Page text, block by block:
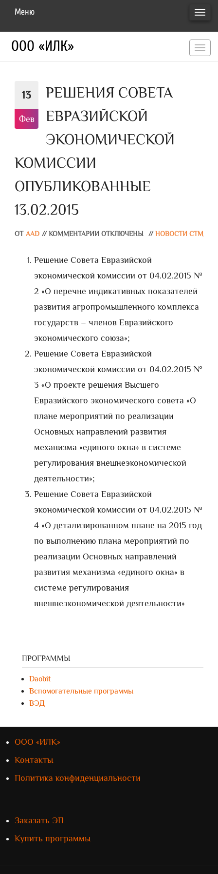
Меню
ООО «ИЛК»
13
Фев
РЕШЕНИЯ СОВЕТА
ЕВРАЗИЙСКОЙ
ЭКОНОМИЧЕСКОЙ
КОМИССИИ
ОПУБЛИКОВАННЫЕ
13.02.2015
ОТ AAD // КОММЕНТАРИИ ОТКЛЮЧЕНЫ // НОВОСТИ СТМ
Решение Совета Евразийской
экономической комиссии от 04.02.2015 №
2 «О перечне индикативных показателей
развития агропромышленного комплекса
государств – членов Евразийского
экономического союза»;
Решение Совета Евразийской
экономической комиссии от 04.02.2015 №
3 «О проекте решения Высшего
Евразийского экономического совета «О
плане мероприятий по реализации
Основных направлений развития
механизма «единого окна» в системе
регулирования внешнеэкономической
деятельности»;
Решение Совета Евразийской
экономической комиссии от 04.02.2015 №
4 «О детализированном плане на 2015 год
по выполнению плана мероприятий по
реализации Основных направлений
развития механизма «единого окна» в
системе регулирования
внешнеэкономической деятельности»
ПРОГРАММЫ
Daobit
Вспомогательные программы
ВЭД
ООО «ИЛК»
Контакты
Политика конфиденциальности
Заказать ЭП
Купить программы